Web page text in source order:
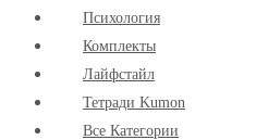
Психология
Комплекты
Лайфстайл
Тетради Kumon
Все Категории